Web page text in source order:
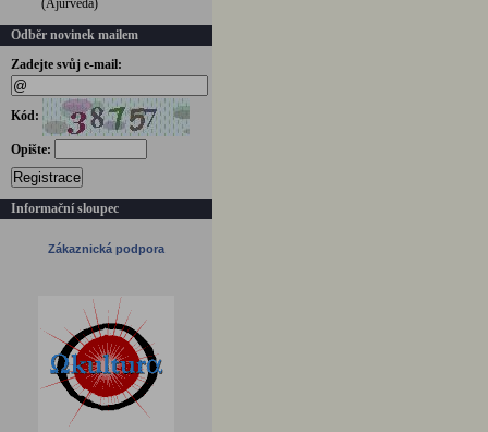
(Ájurvéda)
Odběr novinek mailem
Zadejte svůj e-mail:
Kód:
Opište:
Registrace
Informační sloupec
Zákaznická podpora